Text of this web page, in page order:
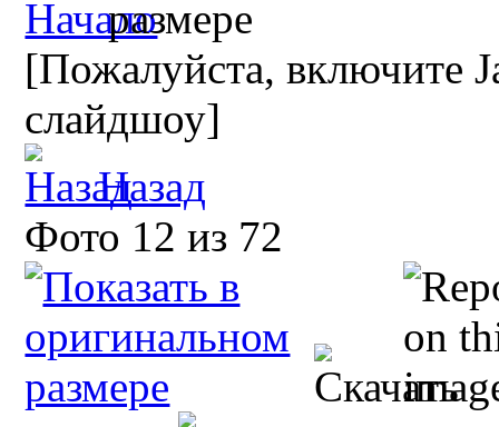
[Пожалуйста, включите
слайдшоу]
Назад
Фото 12 из 72